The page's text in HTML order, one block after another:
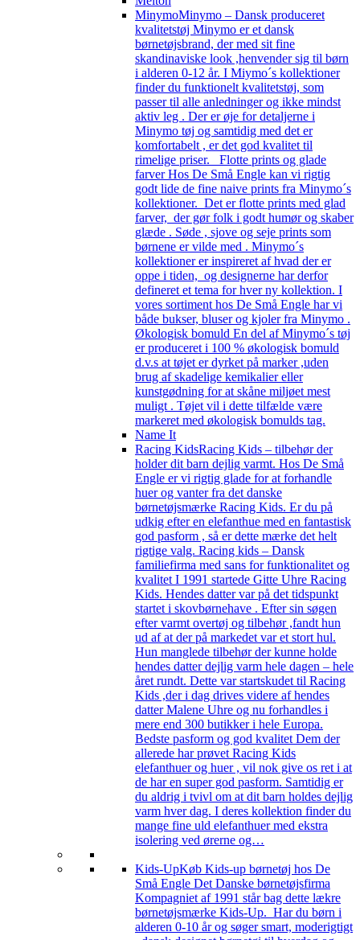
MinymoMinymo – Dansk produceret
kvalitetstøj Minymo er et dansk
børnetøjsbrand, der med sit fine
skandinaviske look ,henvender sig til børn
i alderen 0-12 år. I Miymo´s kollektioner
finder du funktionelt kvalitetstøj, som
passer til alle anledninger og ikke mindst
aktiv leg . Der er øje for detaljerne i
Minymo tøj og samtidig med det er
komfortabelt , er det god kvalitet til
rimelige priser. Flotte prints og glade
farver Hos De Små Engle kan vi rigtig
godt lide de fine naive prints fra Minymo´s
kollektioner. Det er flotte prints med glad
farver, der gør folk i godt humør og skaber
glæde . Søde , sjove og seje prints som
børnene er vilde med . Minymo´s
kollektioner er inspireret af hvad der er
oppe i tiden, og designerne har derfor
defineret et tema for hver ny kollektion. I
vores sortiment hos De Små Engle har vi
både bukser, bluser og kjoler fra Minymo .
Økologisk bomuld En del af Minymo´s tøj
er produceret i 100 % økologisk bomuld
d.v.s at tøjet er dyrket på marker ,uden
brug af skadelige kemikalier eller
kunstgødning for at skåne miljøet mest
muligt . Tøjet vil i dette tilfælde være
markeret med økologisk bomulds tag.
Name It
Racing KidsRacing Kids – tilbehør der
holder dit barn dejlig varmt. Hos De Små
Engle er vi rigtig glade for at forhandle
huer og vanter fra det danske
børnetøjsmærke Racing Kids. Er du på
udkig efter en elefanthue med en fantastisk
god pasform , så er dette mærke det helt
rigtige valg. Racing kids – Dansk
familiefirma med sans for funktionalitet og
kvalitet I 1991 startede Gitte Uhre Racing
Kids. Hendes datter var på det tidspunkt
startet i skovbørnehave . Efter sin søgen
efter varmt overtøj og tilbehør ,fandt hun
ud af at der på markedet var et stort hul.
Hun manglede tilbehør der kunne holde
hendes datter dejlig varm hele dagen – hele
året rundt. Dette var startskudet til Racing
Kids ,der i dag drives videre af hendes
datter Malene Uhre og nu forhandles i
mere end 300 butikker i hele Europa.
Bedste pasform og god kvalitet Dem der
allerede har prøvet Racing Kids
elefanthuer og huer , vil nok give os ret i at
de har en super god pasform. Samtidig er
du aldrig i tvivl om at dit barn holdes dejlig
varm hver dag. I deres kollektion finder du
mange fine uld elefanthuer med ekstra
isolering ved ørerne og…
Kids-UpKøb Kids-up børnetøj hos De
Små Engle Det Danske børnetøjsfirma
Kompagniet af 1991 står bag dette lækre
børnetøjsmærke Kids-Up. Har du børn i
alderen 0-10 år og søger smart, moderigtigt